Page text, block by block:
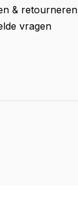
& retourneren
vragen